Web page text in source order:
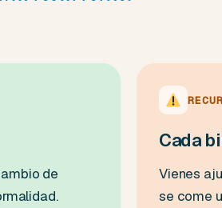
de
Cada
Vienes
se come